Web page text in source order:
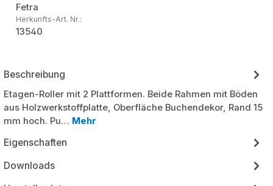
Fetra
Herkunfts-Art. Nr.:
13540
Beschreibung
Etagen-Roller mit 2 Plattformen. Beide Rahmen mit Böden
aus Holzwerkstoffplatte, Oberfläche Buchendekor, Rand 15
mm hoch. Pu… Mehr
Eigenschaften
Downloads